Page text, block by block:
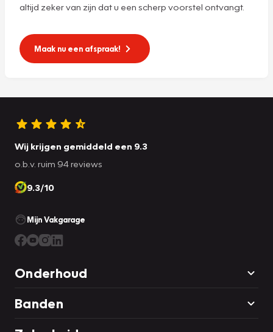
altijd zeker van zijn dat u een scherp voorstel ontvangt.
Maak nu een afspraak!
Wij krijgen gemiddeld een 9.3
o.b.v. ruim 94 reviews
9.3/10
Mijn Vakgarage
Onderhoud
Banden